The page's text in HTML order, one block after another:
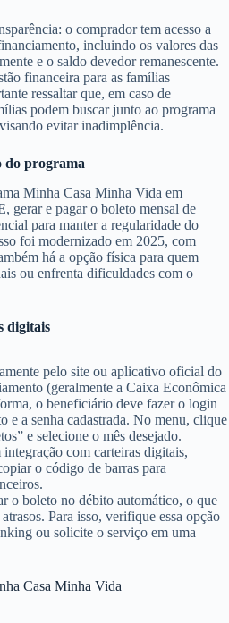
o comprador tem acesso a
incluindo os valores das
e o saldo devedor remanescente.
financeira para as famílias
ressaltar que, em caso de
podem buscar junto ao programa
evitar inadimplência.
do programa
Minha Casa Minha Vida em
gerar e pagar o boleto mensal de
para manter a regularidade do
foi modernizado em 2025, com
há a opção física para quem
ou enfrenta dificuldades com o
digitais
pelo site ou aplicativo oficial do
(geralmente a Caixa Econômica
o beneficiário deve fazer o login
e a senha cadastrada. No menu, clique
e selecione o mês desejado.
com carteiras digitais,
o código de barras para
o boleto no débito automático, o que
Para isso, verifique essa opção
ou solicite o serviço em uma
Casa Minha Vida